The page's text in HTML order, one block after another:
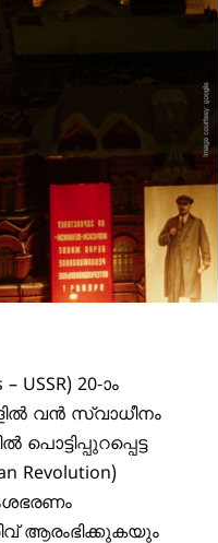
USSR) 20-ാം
വൻ സ്വാധീനം
Revolution)
ആരംഭിക്കുകയും